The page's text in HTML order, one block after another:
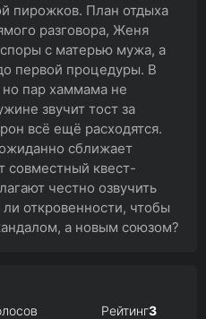
пирожков. План отдыха
разговора, Женя
с матерью мужа, а
первой процедуры. В
но пар хаммама не
звучит тост за
всё ещё расходятся.
сближает
квест-
честно озвучить
откровенности, чтобы
а новым союзом?
Рейтинг3